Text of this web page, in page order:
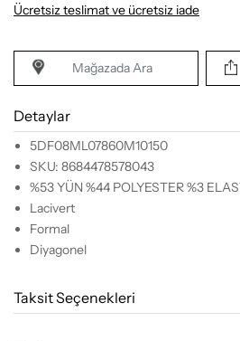
Ücretsiz teslimat ve ücretsiz iade
Mağazada Ara
Detaylar
5DF08ML07860M10150
SKU: 8684478578043
%53 YÜN %44 POLYESTER %3
Lacivert
Formal
Diyagonel
Taksit Seçenekleri